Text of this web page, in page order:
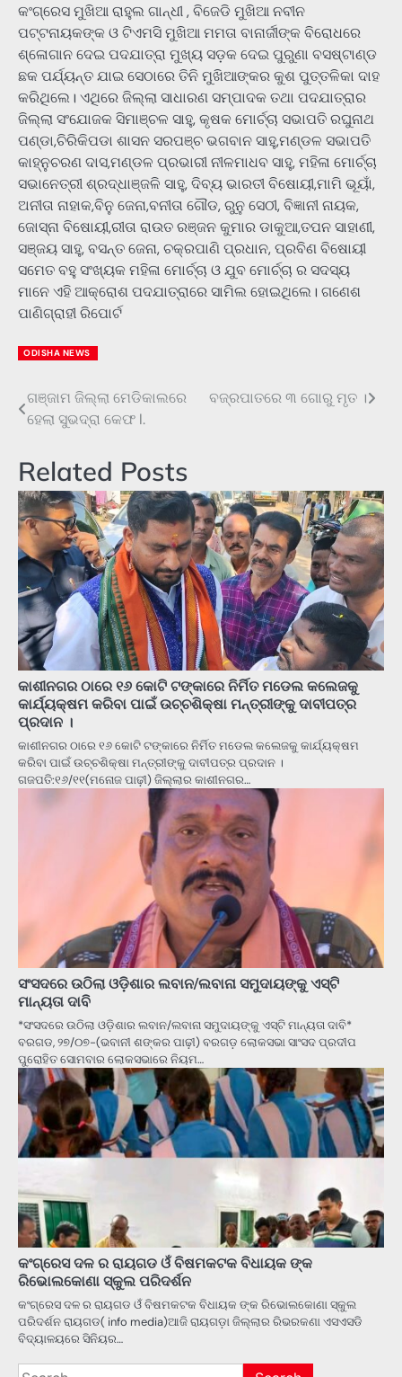
କଂଗ୍ରେସ ମୁଖିଆ ରାହୁଲ ଗାନ୍ଧୀ , ବିଜେଡି ମୁଖିଆ ନବୀନ
ପଟ୍ଟନାୟକଙ୍କ ଓ ଟିଏମସି ମୁଖିଆ ମମତା ବାନାର୍ଜୀଙ୍କ ବିରୋଧରେ
ଶ୍ଳୋଗାନ ଦେଇ ପଦଯାତ୍ରା ମୁଖ୍ୟ ସଡ଼କ ଦେଇ ପୁରୁଣା ବସଷ୍ଟାଣ୍ଡ
ଛକ ପର୍ଯ୍ୟନ୍ତ ଯାଇ ସେଠାରେ ତିନି ମୁଖିଆଙ୍କର କୁଶ ପୁତ୍ତଳିକା ଦାହ
କରିଥିଲେ। ଏଥିରେ ଜିଲ୍ଲା ସାଧାରଣ ସମ୍ପାଦକ ତଥା ପଦଯାତ୍ରାର
ଜିଲ୍ଲା ସଂଯୋଜକ ସିମାଞ୍ଚଳ ସାହୁ, କୃଷକ ମୋର୍ଚ୍ଚା ସଭାପତି ରଘୁନାଥ
ପଣ୍ଡା,ଚିରିକିପଡା ଶାସନ ସରପଞ୍ଚ ଭଗବାନ ସାହୁ,ମଣ୍ଡଳ ସଭାପତି
କାହ୍ନୁଚରଣ ଦାସ,ମଣ୍ଡଳ ପ୍ରଭାରୀ ନୀଳମାଧବ ସାହୁ, ମହିଳା ମୋର୍ଚ୍ଚା
ସଭାନେତ୍ରୀ ଶ୍ରଦ୍ଧାଞ୍ଜଳି ସାହୁ, ଦିବ୍ୟ ଭାରତୀ ବିଷୋୟୀ,ମାମି ଭୂୟାଁ,
ଅନୀତା ନାହାକ,ବିନୁ ଜେନା,ବନୀତା ଗୌଡ, ରୁନୁ ସେଠୀ, ବିଜ୍ଞାନୀ ନାୟକ,
ଜୋସ୍ନା ବିଷୋୟୀ,ରୀତା ରାଉତ ରଞ୍ଜନ କୁମାର ଡାକୁଆ,ତପନ ସାହାଣୀ,
ସଞ୍ଜୟ ସାହୁ, ବସନ୍ତ ଜେନା, ଚକ୍ରପାଣି ପ୍ରଧାନ, ପ୍ରବିଣ ବିଷୋୟୀ
ସମେତ ବହୁ ସଂଖ୍ୟକ ମହିଳା ମୋର୍ଚ୍ଚା ଓ ଯୁବ ମୋର୍ଚ୍ଚା ର ସଦସ୍ୟ
ମାନେ ଏହି ଆକ୍ରୋଶ ପଦଯାତ୍ରାରେ ସାମିଲ ହୋଇଥିଲେ। ଗଣେଶ
ପାଣିଗ୍ରାହୀ ରିପୋର୍ଟ
ODISHA NEWS
Post
navigation
ଗଞ୍ଜାମ ଜିଲ୍ଲା ମେଡିକାଲରେ
ହେଲା ସୁଭଦ୍ରା କେଫ l.
ବଜ୍ରପାତରେ ୩ ଗୋରୁ ମୃତ ।
Related Posts
କାଶୀନଗର ଠାରେ ୧୬ କୋଟି ଟଙ୍କାରେ ନିର୍ମିତ ମଡେଲ କଲେଜକୁ
କାର୍ଯ୍ୟକ୍ଷମ କରିବା ପାଇଁ ଉଚ୍ଚଶିକ୍ଷା ମନ୍ତ୍ରୀଙ୍କୁ ଦାବୀପତ୍ର
ପ୍ରଦାନ ।
କାଶୀନଗର ଠାରେ ୧୬ କୋଟି ଟଙ୍କାରେ ନିର୍ମିତ ମଡେଲ କଲେଜକୁ କାର୍ଯ୍ୟକ୍ଷମ
କରିବା ପାଇଁ ଉଚ୍ଚଶିକ୍ଷା ମନ୍ତ୍ରୀଙ୍କୁ ଦାବୀପତ୍ର ପ୍ରଦାନ ।
ଗଜପତି:୧୬/୧୧(ମନୋଜ ପାଢ଼ୀ) ଜିଲ୍ଲାର କାଶୀନଗର…
ସଂସଦରେ ଉଠିଲା ଓଡ଼ିଶାର ଲବାନ/ଲବାନା ସମୁଦାୟଙ୍କୁ ଏସ୍‌ଟି
ମାନ୍ୟତା ଦାବି
*ସଂସଦରେ ଉଠିଲା ଓଡ଼ିଶାର ଲବାନ/ଲବାନା ସମୁଦାୟଙ୍କୁ ଏସ୍‌ଟି ମାନ୍ୟତା ଦାବି*
ବରଗଡ, ୨୭/୦୭-(ଭବାନୀ ଶଙ୍କର ପାଢ଼ୀ) ବରଗଡ଼ ଲୋକସଭା ସାଂସଦ ପ୍ରଦୀପ
ପୁରୋହିତ ସୋମବାର ଲୋକସଭାରେ ନିୟମ…
କଂଗ୍ରେସ ଦଳ ର ରାୟଗଡ ଓଁ ବିଷମକଟକ ବିଧାୟକ ଙ୍କ
ରିଭୋଲକୋଣା ସ୍କୁଲ ପରିଦର୍ଶନ
କଂଗ୍ରେସ ଦଳ ର ରାୟଗଡ ଓଁ ବିଷମକଟକ ବିଧାୟକ ଙ୍କ ରିଭୋଲକୋଣା ସ୍କୁଲ
ପରିଦର୍ଶନ ରାୟଗଡ( info media)ଆଜି ରାୟଗଡ଼ା ଜିଲ୍ଲାର ରିଭରକଣା ଏସଏସଡି
ବିଦ୍ୟାଳୟରେ ସିନିୟର…
Search